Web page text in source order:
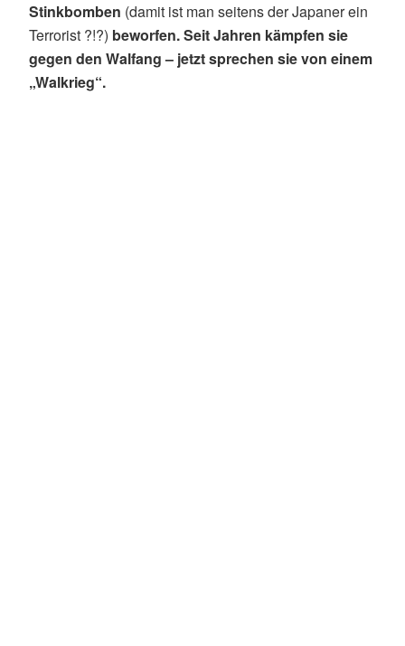
Stinkbomben (damit ist man seitens der Japaner ein
Terrorist ?!?) beworfen. Seit Jahren kämpfen sie
gegen den Walfang – jetzt sprechen sie von einem
„Walkrieg“.